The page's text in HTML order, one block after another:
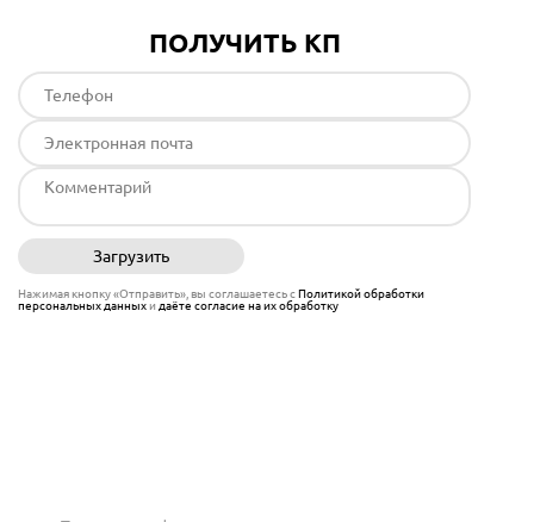
ПОЛУЧИТЬ КП
Загрузить
Нажимая кнопку «Отправить», вы соглашаетесь сПолитикой обработки
персональных данныхи даёте согласие на их обработку